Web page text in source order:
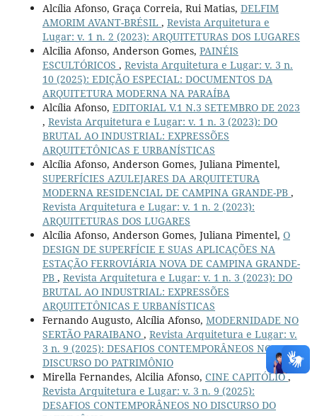
Alcília Afonso, Graça Correia, Rui Matias, DELFIM
AMORIM AVANT-BRÉSIL , Revista Arquitetura e
Lugar: v. 1 n. 2 (2023): ARQUITETURAS DOS LUGARES
Alcilia Afonso, Anderson Gomes, PAINÉIS
ESCULTÓRICOS , Revista Arquitetura e Lugar: v. 3 n.
10 (2025): EDIÇÃO ESPECIAL: DOCUMENTOS DA
ARQUITETURA MODERNA NA PARAÍBA
Alcília Afonso, EDITORIAL V.1 N.3 SETEMBRO DE 2023
, Revista Arquitetura e Lugar: v. 1 n. 3 (2023): DO
BRUTAL AO INDUSTRIAL: EXPRESSÕES
ARQUITETÔNICAS E URBANÍSTICAS
Alcília Afonso, Anderson Gomes, Juliana Pimentel,
SUPERFÍCIES AZULEJARES DA ARQUITETURA
MODERNA RESIDENCIAL DE CAMPINA GRANDE-PB ,
Revista Arquitetura e Lugar: v. 1 n. 2 (2023):
ARQUITETURAS DOS LUGARES
Alcília Afonso, Anderson Gomes, Juliana Pimentel, O
DESIGN DE SUPERFÍCIE E SUAS APLICAÇÕES NA
ESTAÇÃO FERROVIÁRIA NOVA DE CAMPINA GRANDE-
PB , Revista Arquitetura e Lugar: v. 1 n. 3 (2023): DO
BRUTAL AO INDUSTRIAL: EXPRESSÕES
ARQUITETÔNICAS E URBANÍSTICAS
Fernando Augusto, Alcília Afonso, MODERNIDADE NO
SERTÃO PARAIBANO , Revista Arquitetura e Lugar: v.
3 n. 9 (2025): DESAFIOS CONTEMPORÂNEOS NO
DISCURSO DO PATRIMÔNIO
Mirella Fernandes, Alcilia Afonso, CINE CAPITÓLIO,
Revista Arquitetura e Lugar: v. 3 n. 9 (2025):
DESAFIOS CONTEMPORÂNEOS NO DISCURSO DO